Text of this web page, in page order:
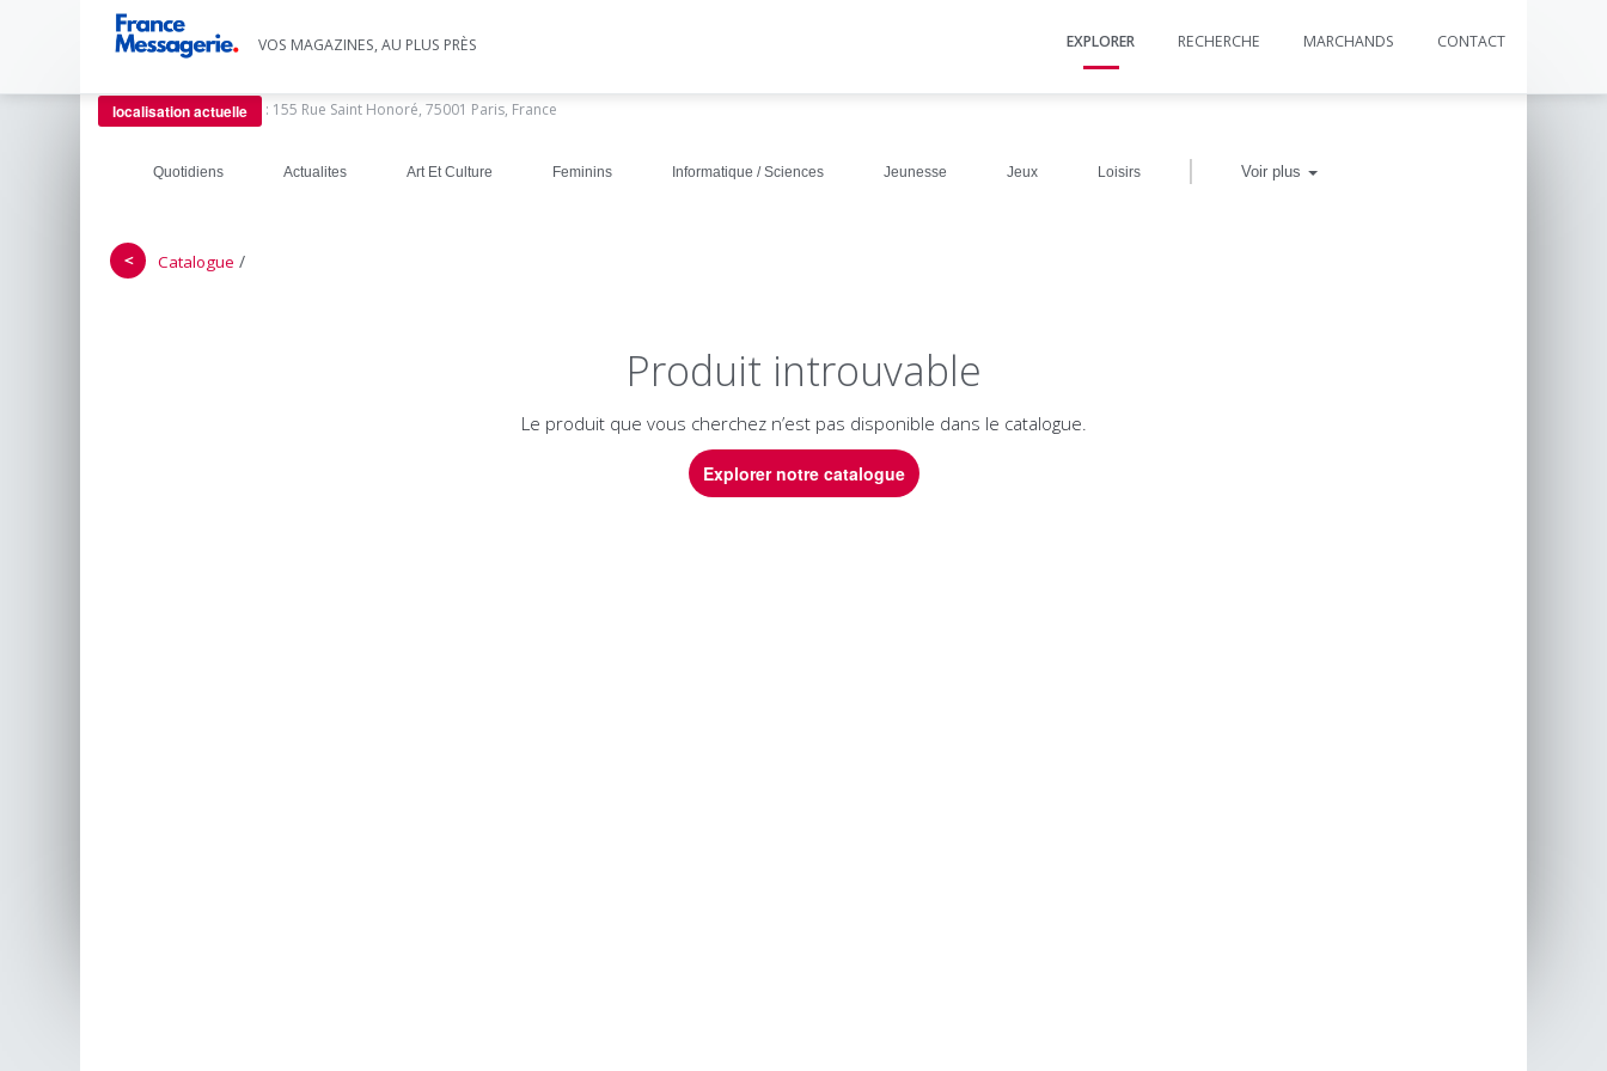
VOS MAGAZINES, AU PLUS PRÈS EXPLORER RECHERCHE MARCHANDS CONTACT
localisation actuelle : 155 Rue Saint Honoré, 75001 Paris, France
Quotidiens Actualites Art Et Culture Feminins Informatique / Sciences Jeunesse Jeux Loisirs | Voir plus
＜ Catalogue /
Produit introuvable
Le produit que vous cherchez n’est pas disponible dans le catalogue.
Explorer notre catalogue